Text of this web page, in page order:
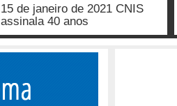
15 de janeiro de 2021 CNIS
assinala 40 anos